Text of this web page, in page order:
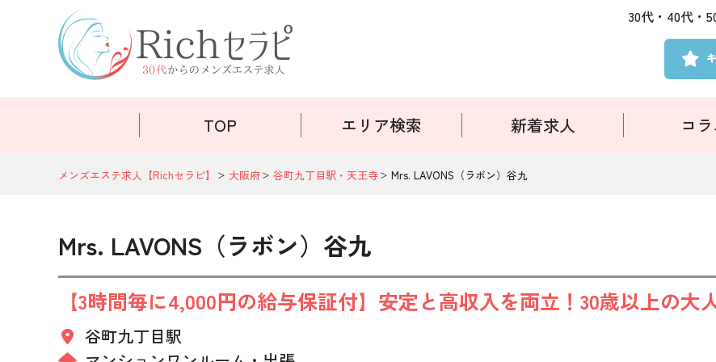
30代・40代・
TOP エリア検索 新着求人 コ
メンズエステ求人【Richセラピ】 大阪府 谷町九丁目駅・天王寺 Mrs. LAVONS（ラボン）谷九
Mrs. LAVONS（ラボン）谷九
【3時間毎に4,000円の給与保証付】安定と高収入を両立！30歳以上の大
谷町九丁目駅